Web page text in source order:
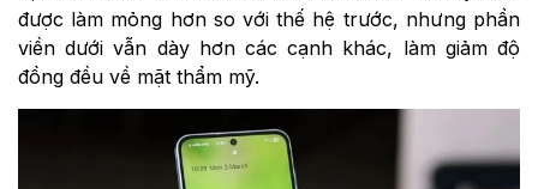
được làm mỏng hơn so với thế hệ trước, nhưng phần
viền dưới vẫn dày hơn các cạnh khác, làm giảm độ
đồng đều về mặt thẩm mỹ.